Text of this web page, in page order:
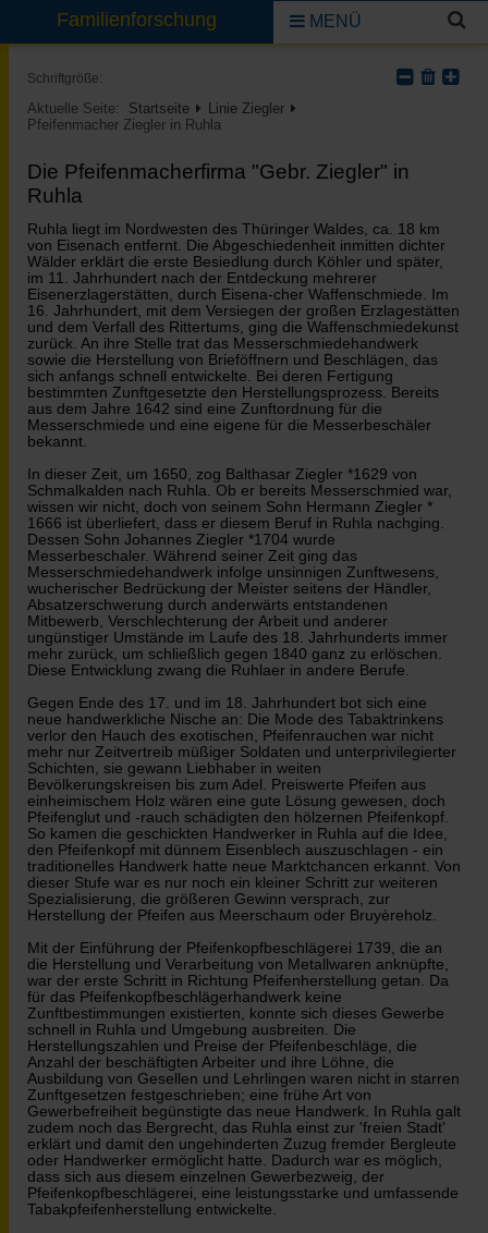
Familienforschung MENÜ
Schriftgröße:
Aktuelle Seite: Startseite
Linie Ziegler
Pfeifenmacher Ziegler in Ruhla
Die Pfeifenmacherfirma "Gebr. Ziegler" in
Ruhla
Ruhla liegt im Nordwesten des Thüringer Waldes, ca. 18 km
von Eisenach entfernt. Die Abgeschiedenheit inmitten dichter
Wälder erklärt die erste Besiedlung durch Köhler und später,
im 11. Jahrhundert nach der Entdeckung mehrerer
Eisenerzlagerstätten, durch Eisena-cher Waffenschmiede. Im
16. Jahrhundert, mit dem Versiegen der großen Erzlagestätten
und dem Verfall des Rittertums, ging die Waffenschmiedekunst
zurück. An ihre Stelle trat das Messerschmiedehandwerk
sowie die Herstellung von Brieföffnern und Beschlägen, das
sich anfangs schnell entwickelte. Bei deren Fertigung
bestimmten Zunftgesetzte den Herstellungsprozess. Bereits
aus dem Jahre 1642 sind eine Zunftordnung für die
Messerschmiede und eine eigene für die Messerbeschäler
bekannt.
In dieser Zeit, um 1650, zog Balthasar Ziegler *1629 von
Schmalkalden nach Ruhla. Ob er bereits Messerschmied war,
wissen wir nicht, doch von seinem Sohn Hermann Ziegler *
1666 ist überliefert, dass er diesem Beruf in Ruhla nachging.
Dessen Sohn Johannes Ziegler *1704 wurde
Messerbeschaler. Während seiner Zeit ging das
Messerschmiedehandwerk infolge unsinnigen Zunftwesens,
wucherischer Bedrückung der Meister seitens der Händler,
Absatzerschwerung durch anderwärts entstandenen
Mitbewerb, Verschlechterung der Arbeit und anderer
ungünstiger Umstände im Laufe des 18. Jahrhunderts immer
mehr zurück, um schließlich gegen 1840 ganz zu erlöschen.
Diese Entwicklung zwang die Ruhlaer in andere Berufe.
Gegen Ende des 17. und im 18. Jahrhundert bot sich eine
neue handwerkliche Nische an: Die Mode des Tabaktrinkens
verlor den Hauch des exotischen, Pfeifenrauchen war nicht
mehr nur Zeitvertreib müßiger Soldaten und unterprivilegierter
Schichten, sie gewann Liebhaber in weiten
Bevölkerungskreisen bis zum Adel. Preiswerte Pfeifen aus
einheimischem Holz wären eine gute Lösung gewesen, doch
Pfeifenglut und -rauch schädigten den hölzernen Pfeifenkopf.
So kamen die geschickten Handwerker in Ruhla auf die Idee,
den Pfeifenkopf mit dünnem Eisenblech auszuschlagen - ein
traditionelles Handwerk hatte neue Marktchancen erkannt. Von
dieser Stufe war es nur noch ein kleiner Schritt zur weiteren
Spezialisierung, die größeren Gewinn versprach, zur
Herstellung der Pfeifen aus Meerschaum oder Bruyèreholz.
Mit der Einführung der Pfeifenkopfbeschlägerei 1739, die an
die Herstellung und Verarbeitung von Metallwaren anknüpfte,
war der erste Schritt in Richtung Pfeifenherstellung getan. Da
für das Pfeifenkopfbeschlägerhandwerk keine
Zunftbestimmungen existierten, konnte sich dieses Gewerbe
schnell in Ruhla und Umgebung ausbreiten. Die
Herstellungszahlen und Preise der Pfeifenbeschläge, die
Anzahl der beschäftigten Arbeiter und ihre Löhne, die
Ausbildung von Gesellen und Lehrlingen waren nicht in starren
Zunftgesetzen festgeschrieben; eine frühe Art von
Gewerbefreiheit begünstigte das neue Handwerk. In Ruhla galt
zudem noch das Bergrecht, das Ruhla einst zur 'freien Stadt'
erklärt und damit den ungehinderten Zuzug fremder Bergleute
oder Handwerker ermöglicht hatte. Dadurch war es möglich,
dass sich aus diesem einzelnen Gewerbezweig, der
Pfeifenkopfbeschlägerei, eine leistungsstarke und umfassende
Tabakpfeifenherstellung entwickelte.